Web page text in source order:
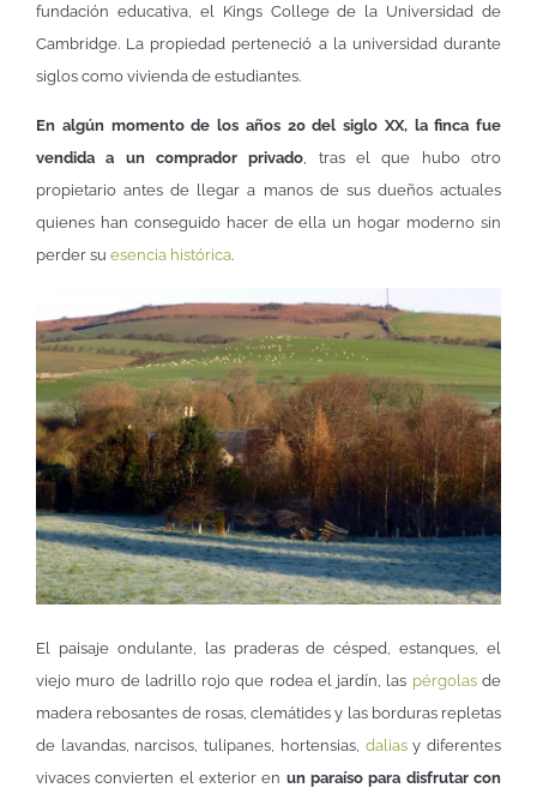
fundación educativa, el Kings College de la Universidad de
Cambridge. La propiedad perteneció a la universidad durante
siglos como vivienda de estudiantes.
En algún momento de los años 20 del siglo XX, la finca fue
vendida a un comprador privado , tras el que hubo otro
propietario antes de llegar a manos de sus dueños actuales
quienes han conseguido hacer de ella un hogar moderno sin
perder su esencia histórica.
El paisaje ondulante, las praderas de césped, estanques, el
viejo muro de ladrillo rojo que rodea el jardín, las pérgolasde
madera rebosantes de rosas, clemátides y las borduras repletas
de lavandas, narcisos, tulipanes, hortensias, daliasy diferentes
vivaces convierten el exterior en un paraíso para disfrutar con